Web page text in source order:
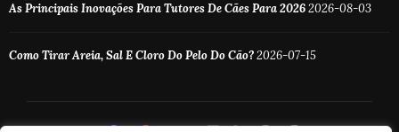
As Principais Inovações Para Tutores De Cães Para 20262026-08-03
Como Tirar Areia, Sal E Cloro Do Pelo Do Cão?2026-07-15